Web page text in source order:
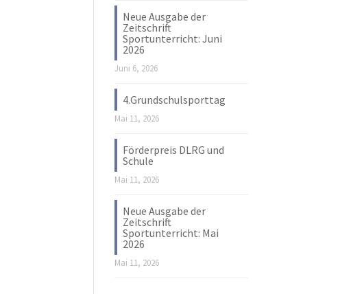
Neue Ausgabe der
Zeitschrift
Sportunterricht: Juni
2026
Juni 6, 2026
4.Grundschulsporttag
Mai 11, 2026
Förderpreis DLRG und
Schule
Mai 11, 2026
Neue Ausgabe der
Zeitschrift
Sportunterricht: Mai
2026
Mai 11, 2026